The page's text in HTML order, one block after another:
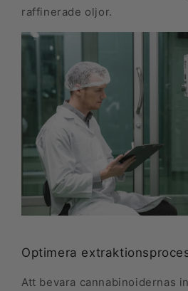
raffinerade oljor.
Optimera
Att bevara cannabinoidernas